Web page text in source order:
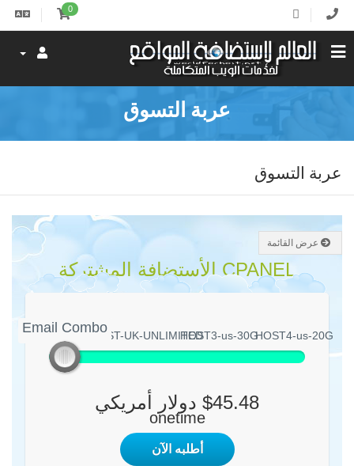
0
عربة التسوق
عربة التسوق
CPANEL الأستضافة المشتركة
Email Combo
Email ComboHOST-UK-UNLIMITEDHOST3-us-30GHOST4-us-20G
$45.48 دولار أمريكي
onetime
أطلبه الآن